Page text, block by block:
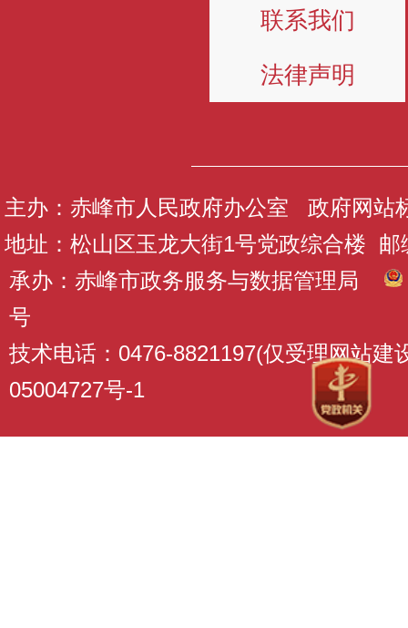
联系我们
法律声明
主办：赤峰市人民政府办公室 政府网站
地址：松山区玉龙大街1号党政综合楼 邮
承办：赤峰市政务服务与数据管理局
号
技术电话：0476-8821197(仅受理网站建
05004727号-1